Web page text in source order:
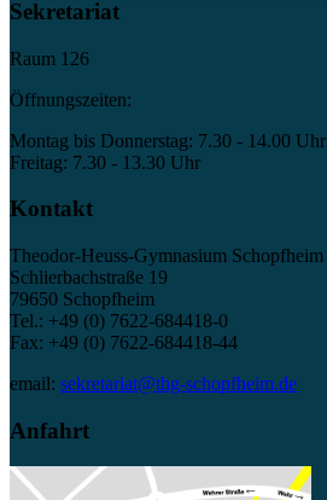
Sekretariat
Raum 126
Öffnungszeiten:
Montag bis Donnerstag: 7.30 - 14.00 Uhr
Freitag: 7.30 - 13.30 Uhr
Kontakt
Theodor-Heuss-Gymnasium Schopfheim
Schlierbachstraße 19
79650 Schopfheim
Tel.: +49 (0) 7622-684418-0
Fax: +49 (0) 7622-684418-44
email: sekretariat@thg-schopfheim.de
Anfahrt